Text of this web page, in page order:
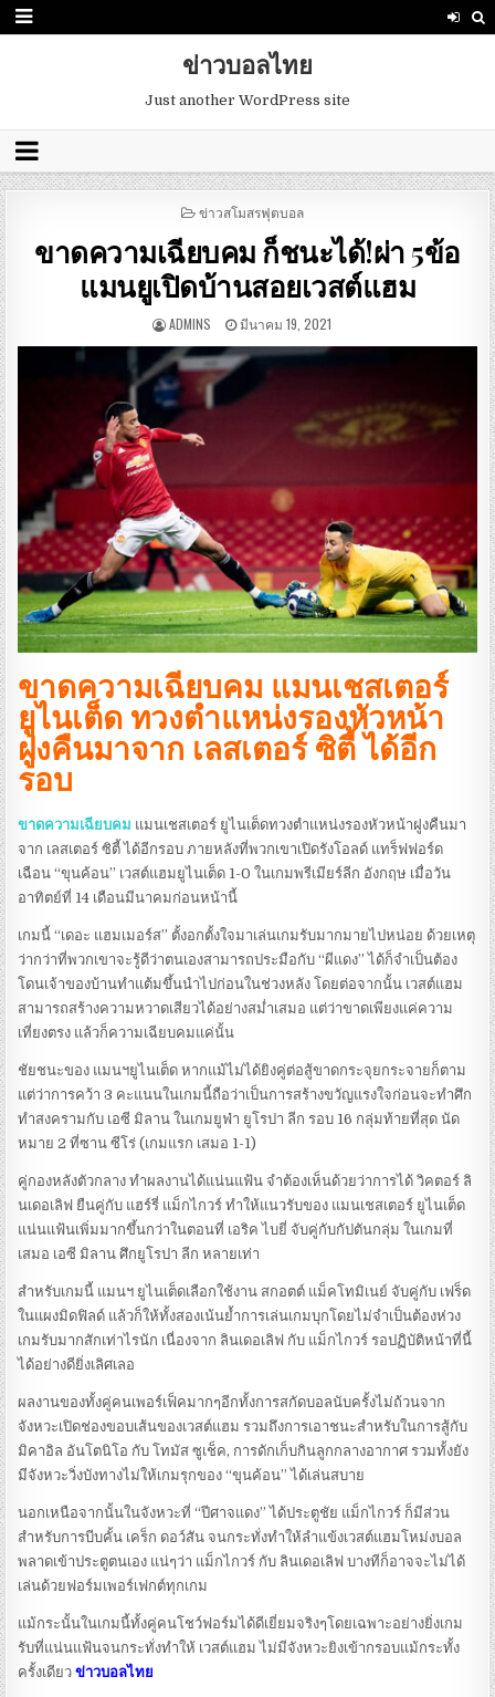
ข่าวบอลไทย
Just another WordPress site
POSTED
ข่าวสโมสรฟุตบอล
ขาดความเฉียบคม ก็ชนะได้!ผ่า 5ข้อ
แมนยูเปิดบ้านสอยเวสต์แฮม
ADMINS มีนาคม 19, 2021
ขาดความเฉียบคม แมนเชสเตอร์
ยูไนเต็ด ทวงตำแหน่งรองหัวหน้า
ฝูงคืนมาจาก เลสเตอร์ ซิตี้ ได้อีก
รอบ
ขาดความเฉียบคม แมนเชสเตอร์ ยูไนเต็ดทวงตำแหน่งรองหัวหน้าฝูงคืนมา
จาก เลสเตอร์ ซิตี้ ได้อีกรอบ ภายหลังที่พวกเขาเปิดรังโอลด์ แทร็ฟฟอร์ด
เฉือน “ขุนค้อน” เวสต์แฮมยูไนเต็ด 1-0 ในเกมพรีเมียร์ลีก อังกฤษ เมื่อวัน
อาทิตย์ที่ 14 เดือนมีนาคมก่อนหน้านี้
เกมนี้ “เดอะ แฮมเมอร์ส” ตั้งอกตั้งใจมาเล่นเกมรับมากมายไปหน่อย ด้วยเหตุ
ว่ากว่าที่พวกเขาจะรู้ดีว่าตนเองสามารถประมือกับ “ผีแดง” ได้ก็จำเป็นต้อง
โดนเจ้าของบ้านทำแต้มขึ้นนำไปก่อนในช่วงหลัง โดยต่อจากนั้น เวสต์แฮม
สามารถสร้างความหวาดเสียวได้อย่างสม่ำเสมอ แต่ว่าขาดเพียงแค่ความ
เที่ยงตรง แล้วก็ความเฉียบคมแค่นั้น
ชัยชนะของ แมนฯยูไนเต็ด หากแม้ไม่ได้ยิงคู่ต่อสู้ขาดกระจุยกระจายก็ตาม
แต่ว่าการคว้า 3 คะแนนในเกมนี้ถือว่าเป็นการสร้างขวัญแรงใจก่อนจะทำศึก
ทำสงครามกับ เอซี มิลาน ในเกมยูฟ่า ยูโรปา ลีก รอบ 16 กลุ่มท้ายที่สุด นัด
หมาย 2 ที่ซาน ซีโร่ (เกมแรก เสมอ 1-1)
คู่กองหลังตัวกลาง ทำผลงานได้แน่นแฟ้น จำต้องเห็นด้วยว่าการได้ วิคตอร์ ลิ
นเดอเลิฟ ยืนคู่กับ แฮร์รี่ แม็กไกวร์ ทำให้แนวรับของ แมนเชสเตอร์ ยูไนเต็ด
แน่นแฟ้นเพิ่มมากขึ้นกว่าในตอนที่ เอริค ไบยี่ จับคู่กับกัปตันกลุ่ม ในเกมที่
เสมอ เอซี มิลาน ศึกยูโรปา ลีก หลายเท่า
สำหรับเกมนี้ แมนฯ ยูไนเต็ดเลือกใช้งาน สกอตต์ แม็คโทมิเนย์ จับคู่กับ เฟร็ด
ในแผงมิดฟิลด์ แล้วก็ให้ทั้งสองเน้นย้ำการเล่นเกมบุกโดยไม่จำเป็นต้องห่วง
เกมรับมากสักเท่าไรนัก เนื่องจาก ลินเดอเลิฟ กับ แม็กไกวร์ รอปฏิบัติหน้าที่นี้
ได้อย่างดียิ่งเลิศเลอ
ผลงานของทั้งคู่คนเพอร์เฟ็คมากๆอีกทั้งการสกัดบอลนับครั้งไม่ถ้วนจาก
จังหวะเปิดช่องขอบเส้นของเวสต์แฮม รวมถึงการเอาชนะสำหรับในการสู้กับ
มิคาอิล อันโตนิโอ กับ โทมัส ซูเช็ค, การดักเก็บกินลูกกลางอากาศ รวมทั้งยัง
มีจังหวะวิ่งบังทางไม่ให้เกมรุกของ “ขุนค้อน” ได้เล่นสบาย
นอกเหนือจากนั้นในจังหวะที่ “ปีศาจแดง” ได้ประตูชัย แม็กไกวร์ ก็มีส่วน
สำหรับการบีบคั้น เคร็ก ดอว์สัน จนกระทั่งทำให้ลำแข้งเวสต์แฮมโหม่งบอล
พลาดเข้าประตูตนเอง แน่ๆว่า แม็กไกวร์ กับ ลินเดอเลิฟ บางทีก็อาจจะไม่ได้
เล่นด้วยฟอร์มเพอร์เฟกต์ทุกเกม
แม้กระนั้นในเกมนี้ทั้งคู่คนโชว์ฟอร์มได้ดีเยี่ยมจริงๆโดยเฉพาะอย่างยิ่งเกม
รับที่แน่นแฟ้นจนกระทั่งทำให้ เวสต์แฮม ไม่มีจังหวะยิงเข้ากรอบแม้กระทั้ง
ครั้งเดียวข่าวบอลไทย